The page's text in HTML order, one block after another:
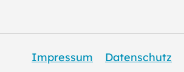
Impressum Datenschutz